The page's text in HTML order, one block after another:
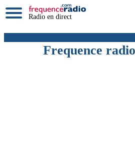
Radio en direct
Frequence